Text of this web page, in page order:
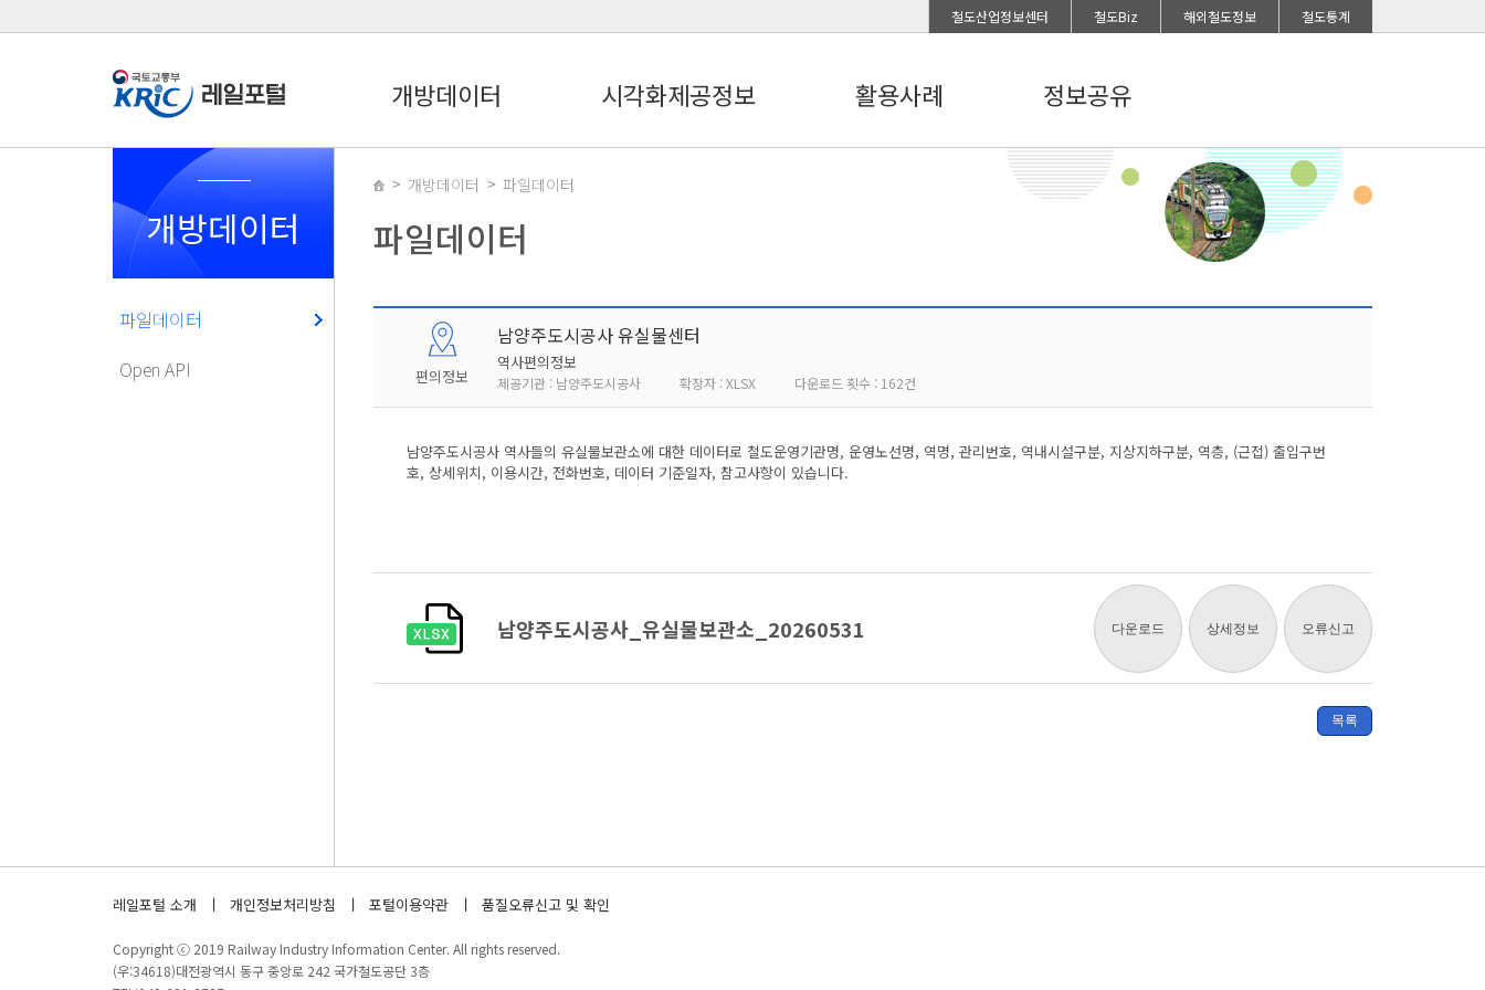
철도산업정보센터 철도Biz 해외철도정보 철도통계
개방데이터 시각화제공정보 활용사례 정보공유
개방데이터
파일데이터
Open API
개방데이터 파일데이터
파일데이터
편의정보
남양주도시공사 유실물센터
역사편의정보
제공기관 : 남양주도시공사 확장자 : XLSX 다운로드 횟수 : 162건
남양주도시공사 역사들의 유실물보관소에 대한 데이터로 철도운영기관명, 운영노선명, 역명, 관리번호, 역내시설구분, 지상지하구분, 역층, (근접) 출입구번
호, 상세위치, 이용시간, 전화번호, 데이터 기준일자, 참고사항이 있습니다.
남양주도시공사_유실물보관소_20260531 다운로드 상세정보 오류신고
목록
레일포털 소개 개인정보처리방침 포털이용약관 품질오류신고 및 확인
Copyright ⓒ 2019 Railway Industry Information Center. All rights reserved.
(우:34618)대전광역시 동구 중앙로 242 국가철도공단 3층